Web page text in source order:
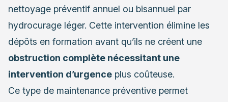
nettoyage préventif annuel ou bisannuel par
hydrocurage léger. Cette intervention élimine les
dépôts en formation avant qu’ils ne créent une
obstruction complète nécessitant une
intervention d’urgence plus coûteuse.
Ce type de maintenance préventive permet